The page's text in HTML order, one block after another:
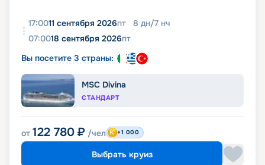
17:0011 сентября 2026пт 8 дн/7 нч
07:0018 сентября 2026пт
Вы посетите 3 страны:
MSC Divina
СТАНДАРТ
от 122 780 ₽ /чел +1 000
Выбрать круиз